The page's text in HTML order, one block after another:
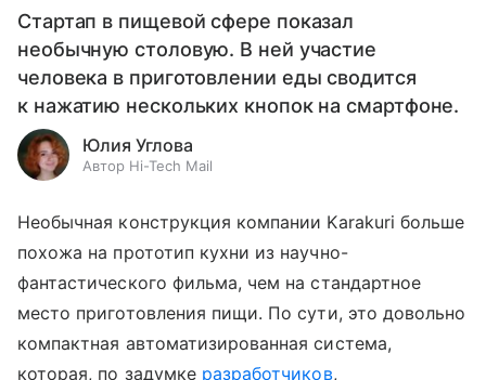
Стартап в пищевой сфере показал
необычную столовую. В ней участие
человека в приготовлении еды сводится
к нажатию нескольких кнопок на смартфоне.
Юлия Углова
Автор Hi-Tech Mail
Необычная конструкция компании Karakuri больше
похожа на прототип кухни из научно-
фантастического фильма, чем на стандартное
место приготовления пищи. По сути, это довольно
компактная автоматизированная система,
которая, по задумке разработчиков,